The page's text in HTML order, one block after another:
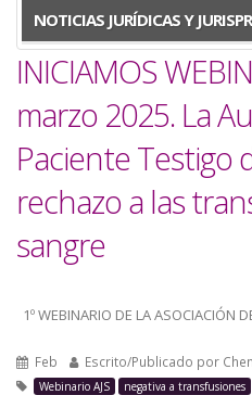
NOTICIAS JURÍDICAS Y
INICIAMOS
marzo 2025. La
Paciente Testigo
rechazo a las
sangre
1º WEBINARIO DE LA ASOCIACIÓN
Feb Escrito/Publicado por
Webinario AJS negativa a transfusiones